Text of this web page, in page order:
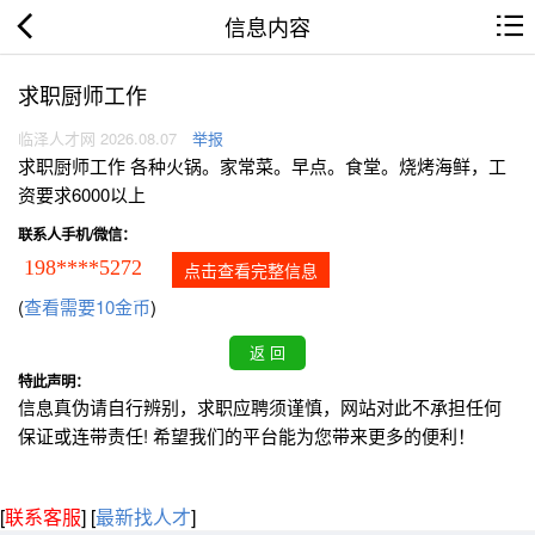
信息内容
求职厨师工作
临泽人才网 2026.08.07 举报
求职厨师工作 各种火锅。家常菜。早点。食堂。烧烤海鲜，工
资要求6000以上
联系人手机/微信：
198****5272 点击查看完整信息
(查看需要10金币)
特此声明：
信息真伪请自行辨别，求职应聘须谨慎，网站对此不承担任何
保证或连带责任! 希望我们的平台能为您带来更多的便利！
[联系客服] [最新找人才]